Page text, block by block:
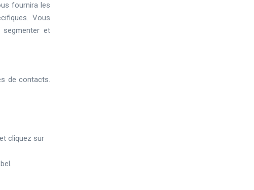
fournira les
Vous
segmenter et
de contacts.
cliquez sur